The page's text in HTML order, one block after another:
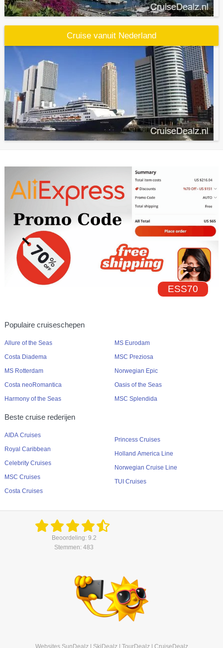
Cruise vanuit Nederland
ESS70
Populaire cruiseschepen
Allure of the Seas
Costa Diadema
MS Rotterdam
Costa neoRomantica
Harmony of the Seas
MS Eurodam
MSC Preziosa
Norwegian Epic
Oasis of the Seas
MSC Splendida
Beste cruise rederijen
AIDA Cruises
Royal Caribbean
Celebrity Cruises
MSC Cruises
Costa Cruises
Princess Cruises
Holland America Line
Norwegian Cruise Line
TUI Cruises
Beoordeling: 9.2
Stemmen: 483
Websites SunDealz| SkiDealz| TourDealz| CruiseDealz